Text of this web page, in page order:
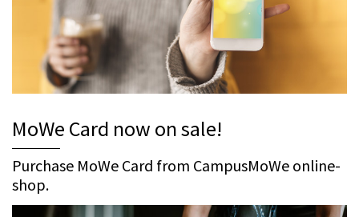
MoWe Card now on sale!
Purchase MoWe Card from CampusMoWe online-
shop.